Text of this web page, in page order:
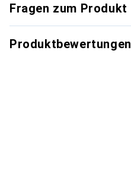
Fragen zum Produkt
Produktbewertungen